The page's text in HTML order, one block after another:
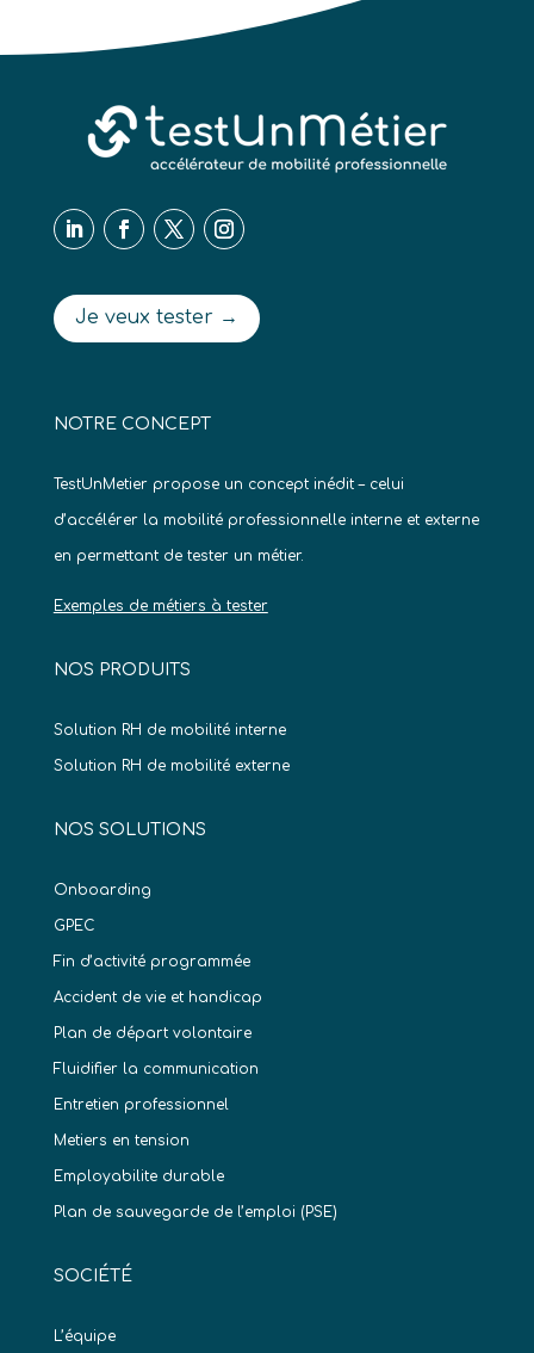
Je veux tester →
NOTRE CONCEPT
TestUnMetier propose un concept inédit – celui
d’accélérer la mobilité professionnelle interne et externe
en permettant de tester un métier.
Exemples de métiers à tester
NOS PRODUITS
Solution RH de mobilité interne
Solution RH de mobilité externe
NOS SOLUTIONS
Onboarding
GPEC
Fin d’activité programmée
Accident de vie et handicap
Plan de départ volontaire
Fluidifier la communication
Entretien professionnel
Metiers en tension
Employabilite durable
Plan de sauvegarde de l’emploi (PSE)
SOCIÉTÉ
L’équipe